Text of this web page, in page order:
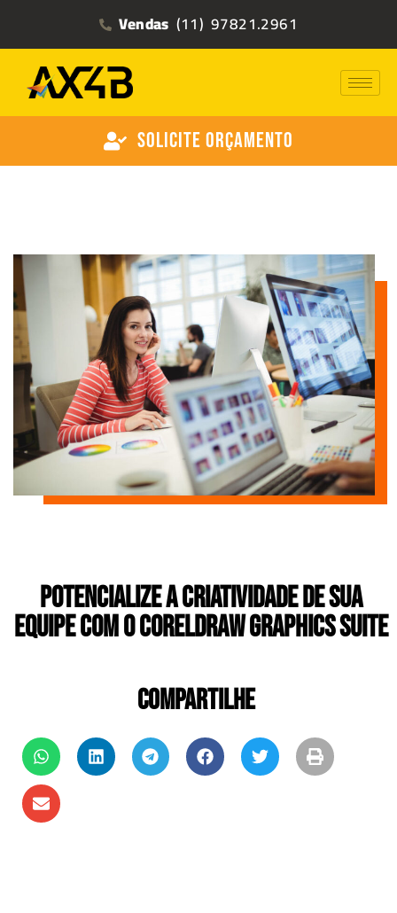
Vendas (11) 97821.2961
Solicite Orçamento
Potencialize a criatividade de sua
equipe com o CorelDRAW Graphics Suite
COMPARTILHE